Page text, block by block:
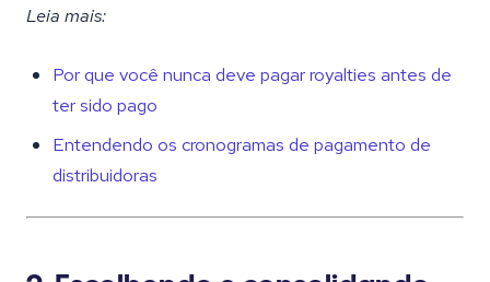
Leia mais:
Por que você nunca deve pagar royalties antes de
ter sido pago
Entendendo os cronogramas de pagamento de
distribuidoras